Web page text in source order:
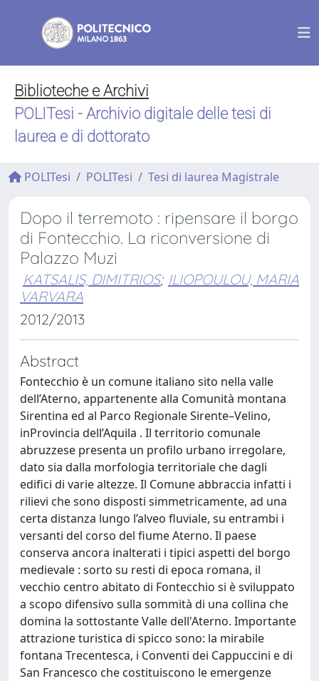
Biblioteche e Archivi
POLITesi - Archivio digitale delle tesi di
laurea e di dottorato
POLITesi POLITesi Tesi di laurea Magistrale
Dopo il terremoto : ripensare il borgo
di Fontecchio. La riconversione di
Palazzo Muzi
KATSALIS, DIMITRIOS; ILIOPOULOU, MARIA
VARVARA
2012/2013
Abstract
Fontecchio è un comune italiano sito nella valle
dell’Aterno, appartenente alla Comunità montana
Sirentina ed al Parco Regionale Sirente–Velino,
inProvincia dell’Aquila . Il territorio comunale
abruzzese presenta un profilo urbano irregolare,
dato sia dalla morfologia territoriale che dagli
edifici di varie altezze. Il Comune abbraccia infatti i
rilievi che sono disposti simmetricamente, ad una
certa distanza lungo l’alveo fluviale, su entrambi i
versanti del corso del fiume Aterno. Il paese
conserva ancora inalterati i tipici aspetti del borgo
medievale : sorto su resti di epoca romana, il
vecchio centro abitato di Fontecchio si è sviluppato
a scopo difensivo sulla sommità di una collina che
domina la sottostante Valle dell'Aterno. Importante
attrazione turistica di spicco sono: la mirabile
fontana Trecentesca, i Conventi dei Cappuccini e di
San Francesco che costituiscono le emergenze